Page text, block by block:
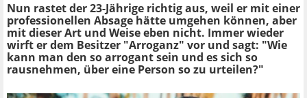
Nun rastet der 23-Jährige richtig aus, weil er mit einer
professionellen Absage hätte umgehen können, aber
mit dieser Art und Weise eben nicht. Immer wieder
wirft er dem Besitzer "Arroganz" vor und sagt: "Wie
kann man den so arrogant sein und es sich so
rausnehmen, über eine Person so zu urteilen?"